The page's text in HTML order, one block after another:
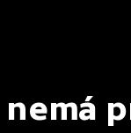
nemá